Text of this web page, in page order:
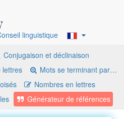
linguistique
Conjugaison et déclinaison
lettres
Mots se terminant par…
Nombres en lettres
Générateur de références